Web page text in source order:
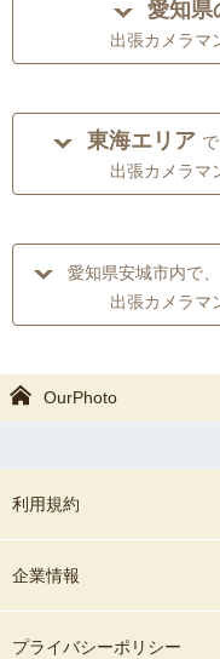
愛知県
出張カメラマ
東海エリア
出張カメラマ
愛知県安城市内で、
出張カメラマ
OurPhoto
利用規約
企業情報
プライバシーポリシー